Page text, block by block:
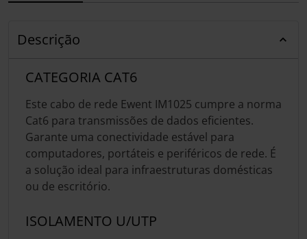
Descrição
CATEGORIA CAT6
Este cabo de rede Ewent IM1025 cumpre a norma
Cat6 para transmissões de dados eficientes.
Garante uma conectividade estável para
computadores, portáteis e periféricos de rede. É
a solução ideal para infraestruturas domésticas
ou de escritório.
ISOLAMENTO U/UTP